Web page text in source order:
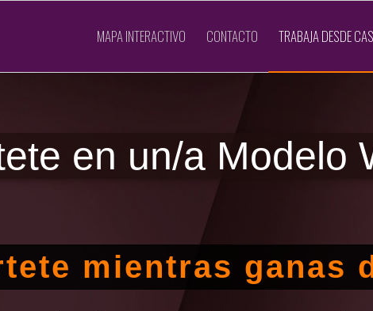
MAPA INTERACTIVO CONTACTO TRABAJA DESDE
mientras ganas
en un/a Modelo